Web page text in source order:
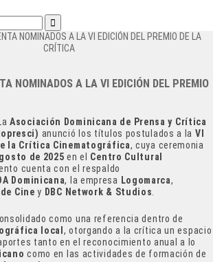
NOMINADOS A LA VI EDICIÓN DEL PREMIO
Asociación Dominicana de Prensa y Crítica
anunció los títulos postulados a la VI
la Crítica Cinematográfica, cuya ceremonia
de 2025 en el Centro Cultural
cuenta con el respaldo
Dominicana, la empresa Logomarca,
Cine y DBC Network & Studios
como una referencia dentro de
local , otorgando a la crítica un espacio
tanto en el reconocimiento anual a lo
como en las actividades de formación de